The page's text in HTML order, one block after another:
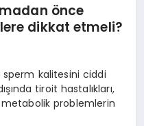
önce
dikkat etmeli?
kalitesini ciddi
tiroit hastalıkları,
problemlerin